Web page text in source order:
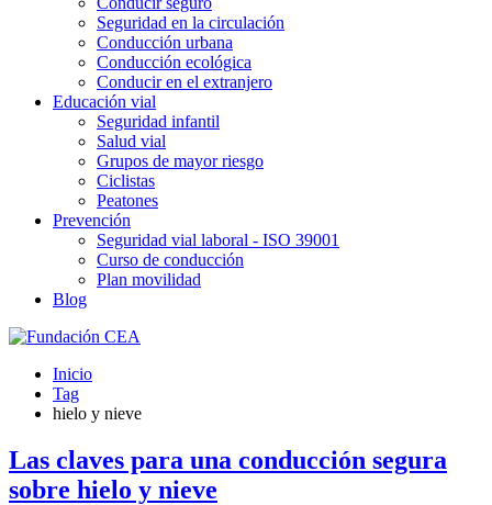
Seguridad en la circulación
Conducción urbana
Conducción ecológica
Conducir en el extranjero
Educación vial
Seguridad infantil
Salud vial
Grupos de mayor riesgo
Ciclistas
Peatones
Prevención
Seguridad vial laboral - ISO 39001
Curso de conducción
Plan movilidad
Blog
Inicio
Tag
hielo y nieve
Las claves para una conducción segura
sobre hielo y nieve